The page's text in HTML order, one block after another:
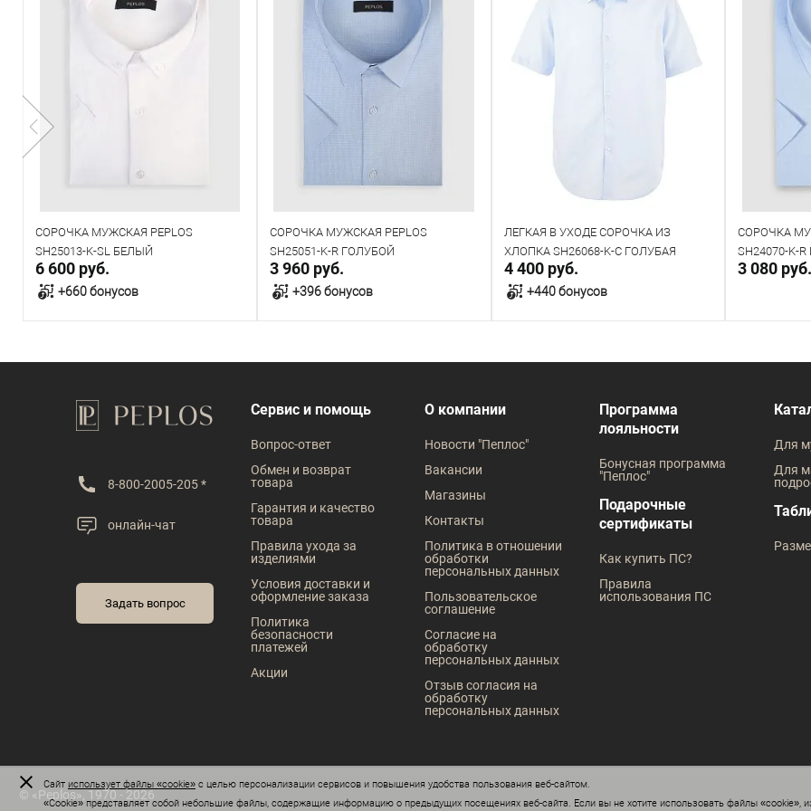
СОРОЧКА МУЖСКАЯ PEPLOS
SH25013-K-SL БЕЛЫЙ
6 600 руб.
+660 бонусов
В корзину
В наличии
Таблица размеров
40 41 42
СОРОЧКА МУЖСКАЯ PEPLOS
SH25051-K-R ГОЛУБОЙ
3 960 руб.
+396 бонусов
В корзину
В наличии
41
Рост
170
ЛЕГКАЯ В УХОДЕ СОРОЧКА ИЗ
ХЛОПКА SH26068-K-C ГОЛУБАЯ
4 400 руб.
+440 бонусов
В корзину
Таблица размеров
СОРОЧКА
SH24070-K-
3 080
В наличии
41
8-800-2005-205 *
онлайн-чат
Задать вопрос
Сервис и помощь
Вопрос-ответ
Обмен и возврат
товара
Гарантия и качество
товара
Правила ухода за
изделиями
Условия доставки и
оформление заказа
Политика
безопасности
платежей
Акции
О компании
Новости "Пеплос"
Вакансии
Магазины
Контакты
Политика в отношении
обработки
персональных данных
Пользовательское
соглашение
Согласие на
обработку
персональных данных
Отзыв согласия на
обработку
персональных данных
Программа
лояльности
Бонусная программа
"Пеплос"
Подарочные
сертификаты
Как купить ПС?
Правила
использования ПС
Для
Для
© «Peplos», 1970 - 2026
Сайт использует файлы «cookie» с целью персонализации сервисов и повышения удобства пользования веб-сайтом.
«Сookie» представляет собой небольшие файлы, содержащие информацию о предыдущих посещениях веб-сайта. Если вы не хотите использовать файлы «cookie»,